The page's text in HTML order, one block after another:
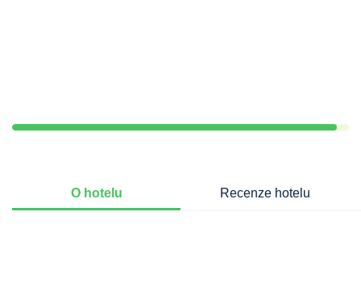
O hotelu Recenze hotelu